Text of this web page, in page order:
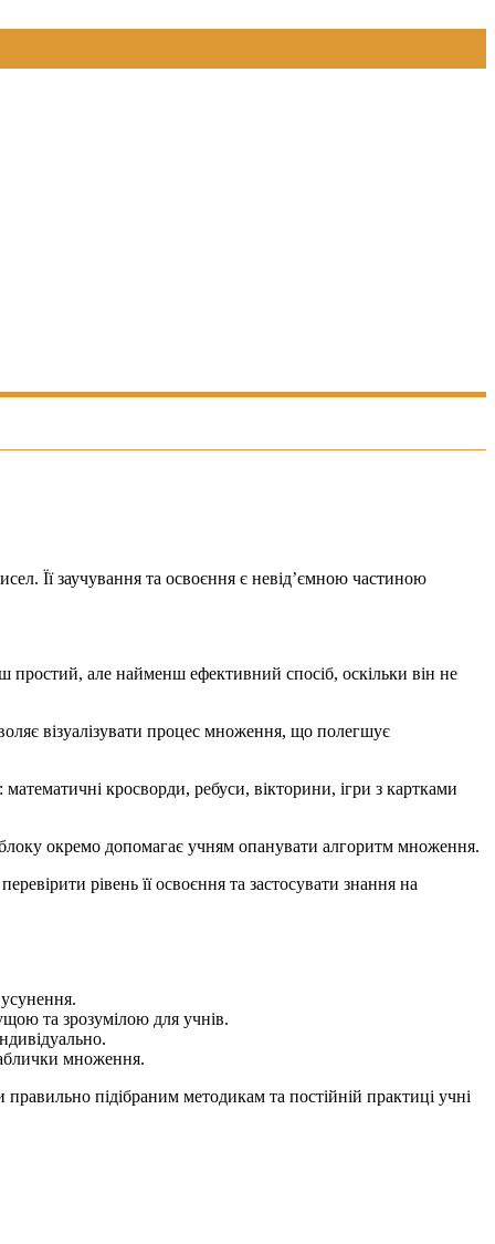
Її заучування та освоєння є невід’ємною частиною
простий, але найменш ефективний спосіб, оскільки він не
візуалізувати процес множення, що полегшує
кросворди, ребуси, вікторини, ігри з картками
окремо допомагає учням опанувати алгоритм множення.
рівень її освоєння та застосувати знання на
та зрозумілою для учнів.
множення.
підібраним методикам та постійній практиці учні